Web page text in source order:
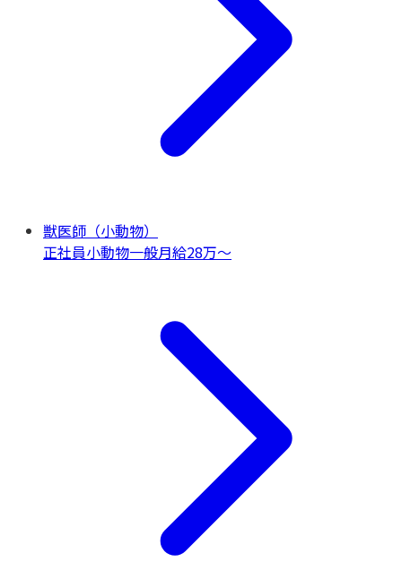
獣医師（小動物）
正社員小動物一般月給28万〜